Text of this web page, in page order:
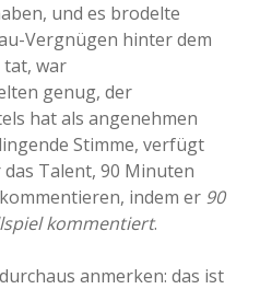
und es brodelte
Vergnügen hinter dem
tat, war
genug, der
hat als angenehmen
Stimme, verfügt
Talent, 90 Minuten
indem er 90
kommentiert.
anmerken: das ist